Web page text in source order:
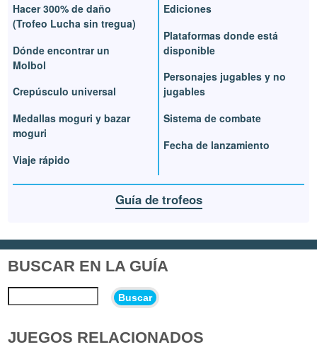
Hacer 300% de daño
(Trofeo Lucha sin tregua)
Dónde encontrar un
Molbol
Crepúsculo universal
Medallas moguri y bazar
moguri
Viaje rápido
Ediciones
Plataformas donde está
disponible
Personajes jugables y no
jugables
Sistema de combate
Fecha de lanzamiento
Guía de trofeos
BUSCAR EN LA GUÍA
Buscar
JUEGOS RELACIONADOS